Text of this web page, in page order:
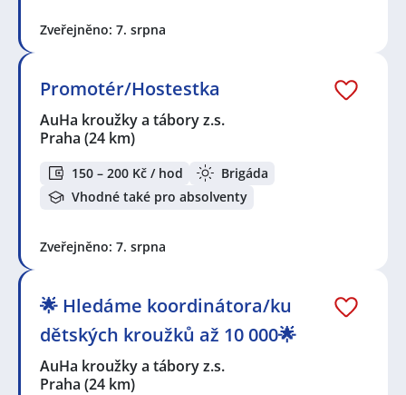
Zveřejněno: 7. srpna
Promotér/Hostestka
AuHa kroužky a tábory z.s.
Praha (24 km)
150 – 200 Kč / hod
Brigáda
Vhodné také pro absolventy
Zveřejněno: 7. srpna
🌟 Hledáme koordinátora/ku
dětských kroužků až 10 000🌟
AuHa kroužky a tábory z.s.
Praha (24 km)